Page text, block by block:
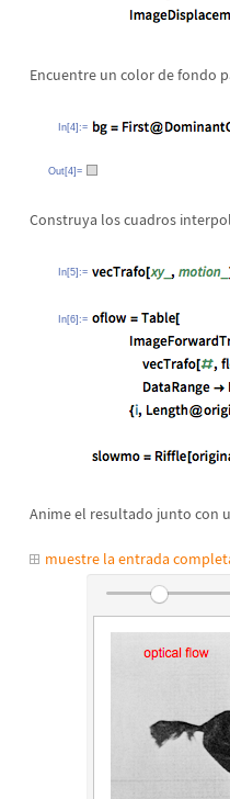
Encuentre un color de fondo
In[4]:=
Out[4]=
Construya los cuadros
In[5]:=
In[6]:=
Anime el resultado junto con
muestre la entrada